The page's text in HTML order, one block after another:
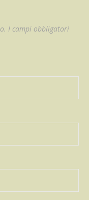
I campi obbligatori